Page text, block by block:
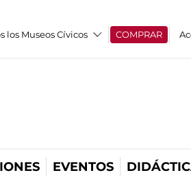
los Museos Cívicos COMPRAR
EVENTOS